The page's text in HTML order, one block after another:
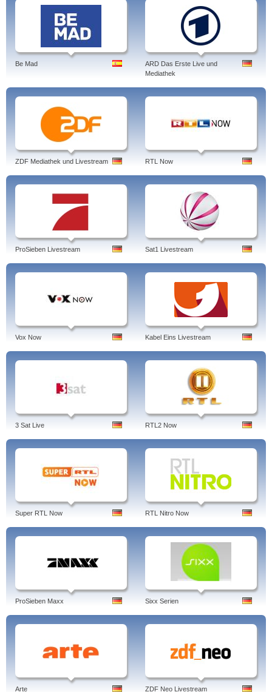
Be Mad
ARD Das Erste Live und
Mediathek
ZDF Mediathek und Livestream RTL Now
ProSieben Livestream Sat1 Livestream
Vox Now Kabel Eins Livestream
3 Sat Live RTL2 Now
Super RTL Now RTL Nitro Now
ProSieben Maxx Sixx Serien
Arte ZDF Neo Livestream